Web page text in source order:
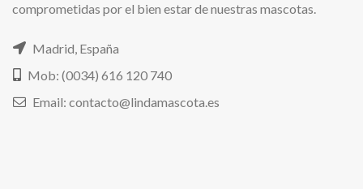
comprometidas por el bien estar de nuestras mascotas.
Madrid, España
Mob: (0034) 616 120 740
Email: contacto@lindamascota.es